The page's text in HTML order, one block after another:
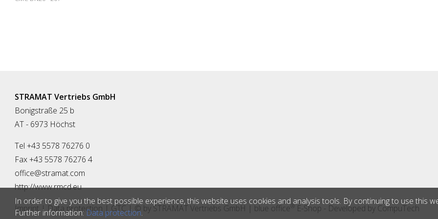
STRAMAT Vertriebs GmbH
Bonigstraße 25 b
AT - 6973 Höchst
Tel +43 5578 76276 0
Fax +43 5578 76276 4
office@stramat.com
http://www.rmcd.eu
Imprint | Data protection | GTC | © by STRAMAT Vertriebs GmbH | blue office ® E-Shop - Developed by CompuTech
In order to give you the best possible experience, this website uses cookies and analysis tools. By continuing to use this
Further information:Data protection.